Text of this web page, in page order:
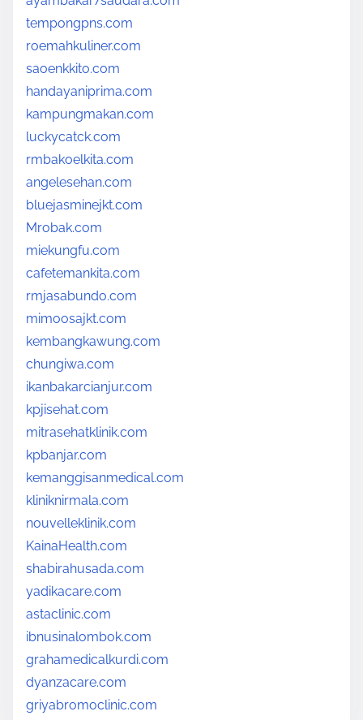
tempongpns.com
roemahkuliner.com
saoenkkito.com
handayaniprima.com
kampungmakan.com
luckycatck.com
rmbakoelkita.com
angelesehan.com
bluejasminejkt.com
Mrobak.com
miekungfu.com
cafetemankita.com
rmjasabundo.com
mimoosajkt.com
kembangkawung.com
chungiwa.com
ikanbakarcianjur.com
kpjisehat.com
mitrasehatklinik.com
kpbanjar.com
kemanggisanmedical.com
kliniknirmala.com
nouvelleklinik.com
KainaHealth.com
shabirahusada.com
yadikacare.com
astaclinic.com
ibnusinalombok.com
grahamedicalkurdi.com
dyanzacare.com
griyabromoclinic.com